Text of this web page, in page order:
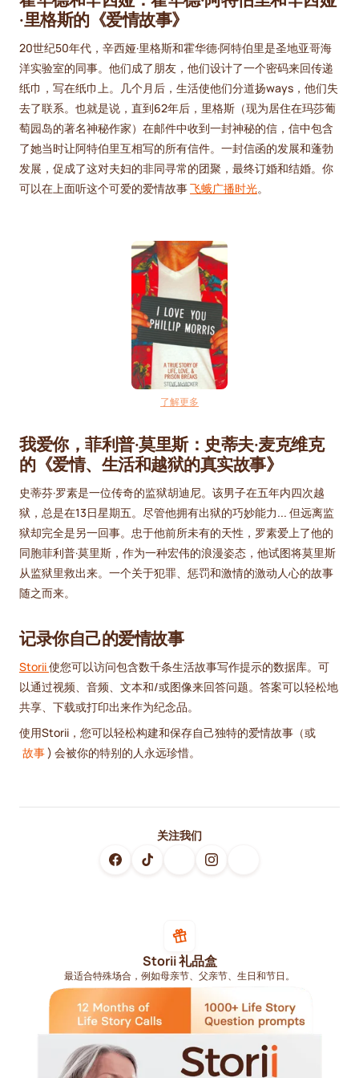
·里格斯的《爱情故事》
20世纪50年代，辛西娅·里格斯和霍华德·阿特伯里是圣地亚哥海
洋实验室的同事。他们成了朋友，他们设计了一个密码来回传递
纸巾，写在纸巾上。几个月后，生活使他们分道扬ways，他们失
去了联系。也就是说，直到62年后，里格斯（现为居住在玛莎葡
萄园岛的著名神秘作家）在邮件中收到一封神秘的信，信中包含
了她当时让阿特伯里互相写的所有信件。一封信函的发展和蓬勃
发展，促成了这对夫妇的非同寻常的团聚，最终订婚和结婚。你
可以在上面听这个可爱的爱情故事飞蛾广播时光。
了解更多
我爱你，菲利普·莫里斯：史蒂夫·麦克维克
的《爱情、生活和越狱的真实故事》
史蒂芬·罗素是一位传奇的监狱胡迪尼。该男子在五年内四次越
狱，总是在13日星期五。尽管他拥有出狱的巧妙能力... 但远离监
狱却完全是另一回事。忠于他前所未有的天性，罗素爱上了他的
同胞菲利普·莫里斯，作为一种宏伟的浪漫姿态，他试图将莫里斯
从监狱里救出来。一个关于犯罪、惩罚和激情的激动人心的故事
随之而来。
记录你自己的爱情故事
Storii使您可以访问包含数千条生活故事写作提示的数据库。可
以通过视频、音频、文本和/或图像来回答问题。答案可以轻松地
共享、下载或打印出来作为纪念品。
使用Storii，您可以轻松构建和保存自己独特的爱情故事（或
故事 ) 会被你的特别的人永远珍惜。
关注我们
Storii 礼品盒
最适合特殊场合，例如母亲节、父亲节、生日和节日。